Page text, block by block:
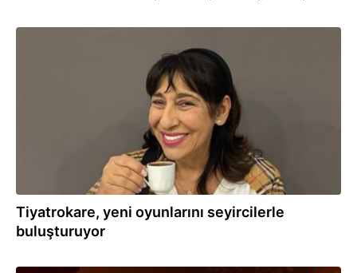
Tiyatrokare, yeni oyunlarını seyircilerle
buluşturuyor